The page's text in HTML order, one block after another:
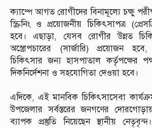
‎ক্যাম্পে আগত রোগীদের বিনামূল্যে চক্ষু
স্ক্রিনিং ও প্রয়োজনীয় চিকিৎসাপত্র
হবে। এছাড়া, যেসব রোগীর উন্নত
অস্ত্রোপচারের (সার্জারি) প্রয়োজন
চিকিৎসার জন্য হাসপাতাল কর্তৃপক্ষের
দিকনির্দেশনা ও সহযোগিতা দেওয়া হবে।
‎এদিকে, এই মানবিক চিকিৎসাসেবা
উপজেলার সর্বস্তরের জনগণের
ব্যাপক প্রস্তুতি নিয়েছেন স্থানীয়